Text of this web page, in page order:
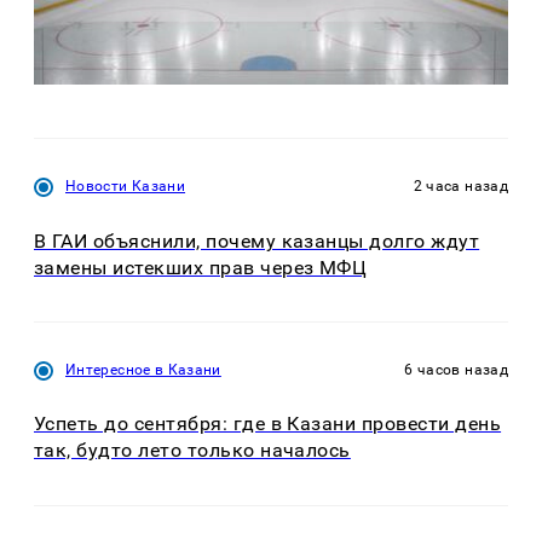
Новости Казани 2 часа назад
В ГАИ объяснили, почему казанцы долго ждут
замены истекших прав через МФЦ
Интересное в Казани 6 часов назад
Успеть до сентября: где в Казани провести день
так, будто лето только началось